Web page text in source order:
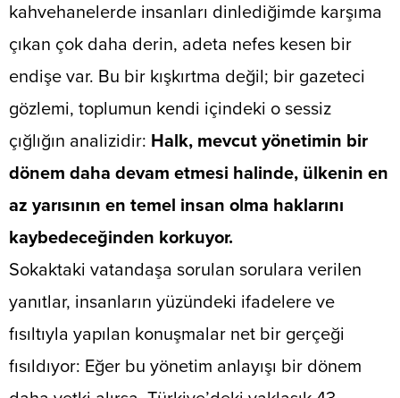
kahvehanelerde insanları dinlediğimde karşıma
çıkan çok daha derin, adeta nefes kesen bir
endişe var. Bu bir kışkırtma değil; bir gazeteci
gözlemi, toplumun kendi içindeki o sessiz
çığlığın analizidir: Halk, mevcut yönetimin bir
dönem daha devam etmesi halinde, ülkenin en
az yarısının en temel insan olma haklarını
kaybedeceğinden korkuyor.
​Sokaktaki vatandaşa sorulan sorulara verilen
yanıtlar, insanların yüzündeki ifadelere ve
fısıltıyla yapılan konuşmalar net bir gerçeği
fısıldıyor: Eğer bu yönetim anlayışı bir dönem